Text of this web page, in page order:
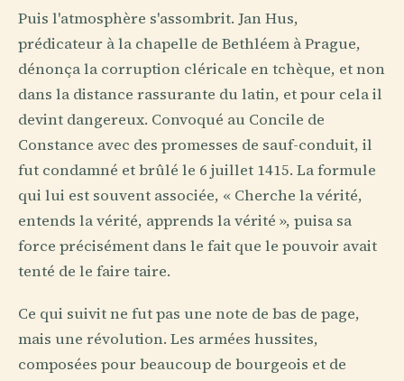
Puis l'atmosphère s'assombrit. Jan Hus,
prédicateur à la chapelle de Bethléem à Prague,
dénonça la corruption cléricale en tchèque, et non
dans la distance rassurante du latin, et pour cela il
devint dangereux. Convoqué au Concile de
Constance avec des promesses de sauf-conduit, il
fut condamné et brûlé le 6 juillet 1415. La formule
qui lui est souvent associée, « Cherche la vérité,
entends la vérité, apprends la vérité », puisa sa
force précisément dans le fait que le pouvoir avait
tenté de le faire taire.
Ce qui suivit ne fut pas une note de bas de page,
mais une révolution. Les armées hussites,
composées pour beaucoup de bourgeois et de